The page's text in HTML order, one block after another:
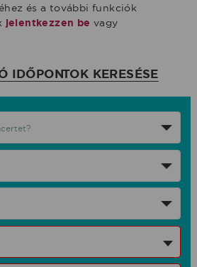
és a további funkciók
jelentkezzen be vagy
IDŐPONTOK KERESÉSE